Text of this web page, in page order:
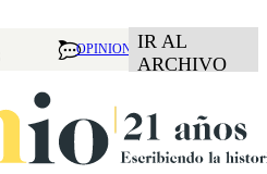
OPINION IR AL
ARCHIVO